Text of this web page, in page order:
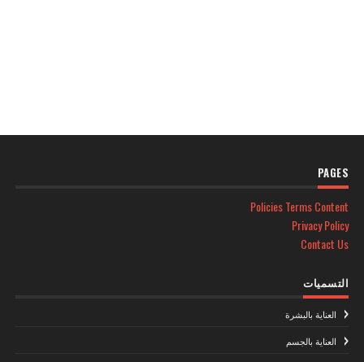
PAGES
Policies Terms Content
Privacy Policy
Contact Us
التسميات
العناية بالبشرة
العناية بالجسم